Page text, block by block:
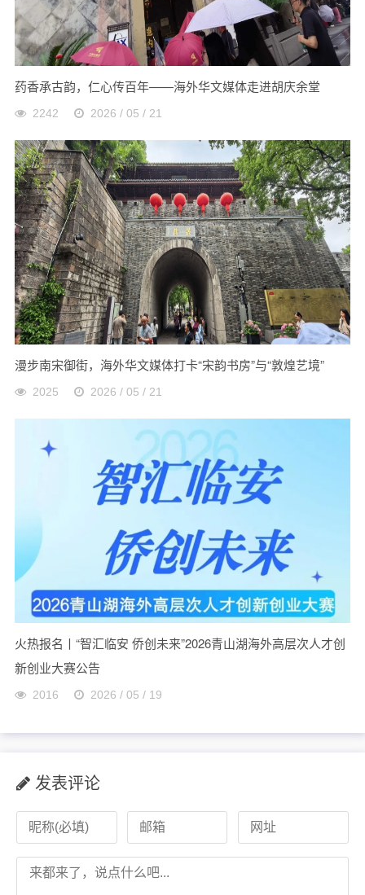
药香承古韵，仁心传百年——海外华文媒体走进胡庆余堂
2242 2026 / 05 / 21
漫步南宋御街，海外华文媒体打卡“宋韵书房”与“敦煌艺境”
2025 2026 / 05 / 21
火热报名丨“智汇临安 侨创未来”2026青山湖海外高层次人才创
新创业大赛公告
2016 2026 / 05 / 19
发表评论